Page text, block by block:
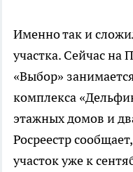
Именно так и
участка. Сейчас на
«Выбор»
комплекса
этажных домов и
Росреестр
участок уже к